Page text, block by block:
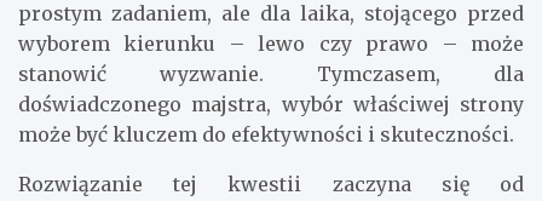
prostym zadaniem, ale dla laika, stojącego przed
wyborem kierunku – lewo czy prawo – może
stanowić wyzwanie. Tymczasem, dla
doświadczonego majstra, wybór właściwej strony
może być kluczem do efektywności i skuteczności.
Rozwiązanie tej kwestii zaczyna się od